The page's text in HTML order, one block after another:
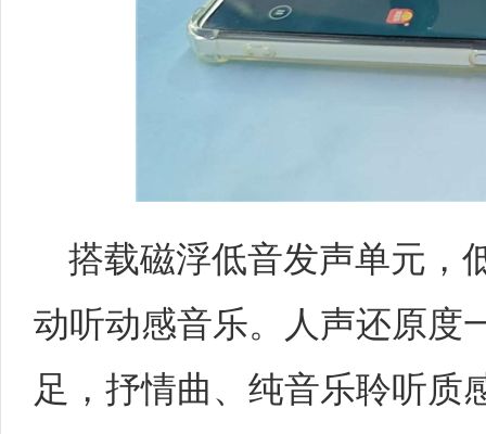
搭载磁浮低音发声单元，
动听动感音乐。人声还原度
足，抒情曲、纯音乐聆听质